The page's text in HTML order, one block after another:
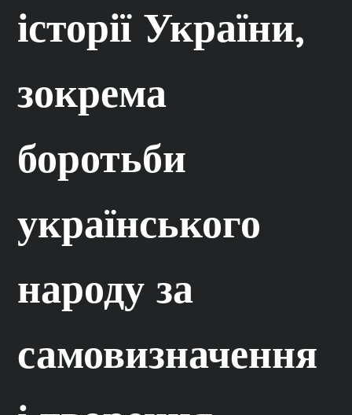
історії України,
зокрема
боротьби
українського
народу за
самовизначення